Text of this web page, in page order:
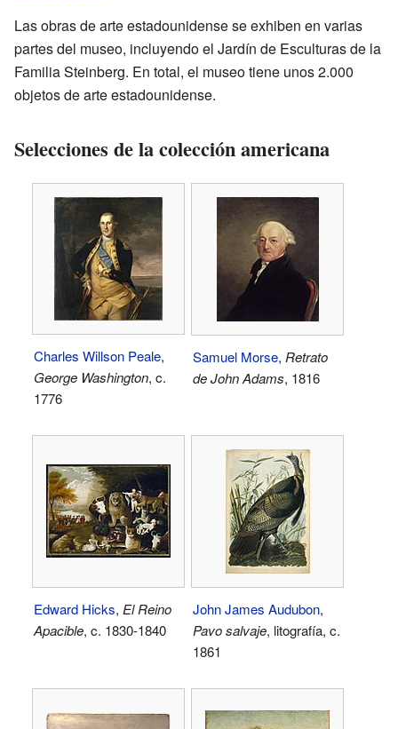
Las obras de arte estadounidense se exhiben en varias
partes del museo, incluyendo el Jardín de Esculturas de la
Familia Steinberg. En total, el museo tiene unos 2.000
objetos de arte estadounidense.
Selecciones de la colección americana
Charles Willson Peale,
George Washington, c.
1776
Samuel Morse, Retrato
de John Adams, 1816
Edward Hicks, El Reino
Apacible, c. 1830-1840
John James Audubon,
Pavo salvaje, litografía, c.
1861